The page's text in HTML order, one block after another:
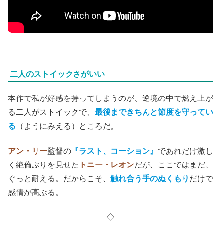
二人のストイックさがいい
本作で私が好感を持ってしまうのが、逆境の中で燃え上が
る二人がストイックで、 最後まできちんと節度を守ってい
る （ようにみえる）ところだ。
アン・リー監督の 『ラスト、コーション』 であれだけ激し
く絶倫ぶりを見せた トニー・レオンだが、ここではまだ、
ぐっと耐える。だからこそ、 触れ合う手のぬくもり だけで
感情が高ぶる。
◇